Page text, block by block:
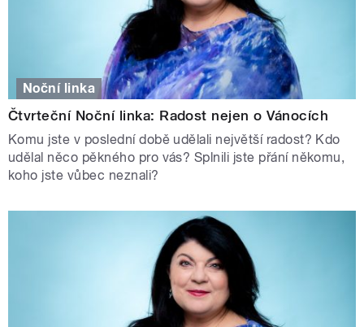
Noční linka
Čtvrteční Noční linka: Radost nejen o Vánocích
Komu jste v poslední době udělali největší radost? Kdo
udělal něco pěkného pro vás? Splnili jste přání někomu,
koho jste vůbec neznali?